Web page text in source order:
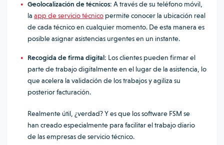
Geolocalización de técnicos: A través de su teléfono móvil,
la app de servicio técnico permite conocer la ubicación real
de cada técnico en cualquier momento. De esta manera es
posible asignar asistencias urgentes en un instante.
Recogida de firma digital: Los clientes pueden firmar el
parte de trabajo digitalmente en el lugar de la asistencia, lo
que acelera la validación de los trabajos y agiliza su
posterior facturación.
Realmente útil, ¿verdad? Y es que los software FSM se
han creado especialmente para facilitar el trabajo diario
de las empresas de servicio técnico.